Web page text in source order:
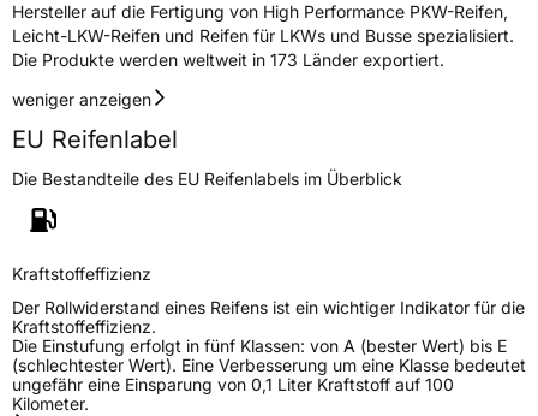
Hersteller auf die Fertigung von High Performance PKW-Reifen,
Leicht-LKW-Reifen und Reifen für LKWs und Busse spezialisiert.
Die Produkte werden weltweit in 173 Länder exportiert.
weniger anzeigen
EU Reifenlabel
Die Bestandteile des EU Reifenlabels im Überblick
Kraftstoffeffizienz
Der Rollwiderstand eines Reifens ist ein wichtiger Indikator für die
Kraftstoffeffizienz.
Die Einstufung erfolgt in fünf Klassen: von A (bester Wert) bis E
(schlechtester Wert). Eine Verbesserung um eine Klasse bedeutet
ungefähr eine Einsparung von 0,1 Liter Kraftstoff auf 100
Kilometer.